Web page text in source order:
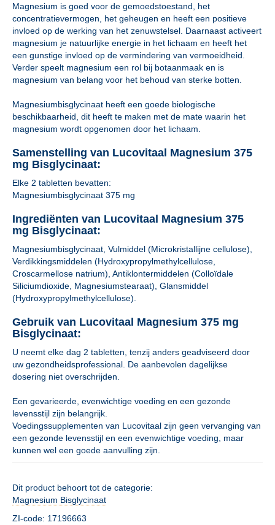
Magnesium is goed voor de gemoedstoestand, het
concentratievermogen, het geheugen en heeft een positieve
invloed op de werking van het zenuwstelsel. Daarnaast activeert
magnesium je natuurlijke energie in het lichaam en heeft het
een gunstige invloed op de vermindering van vermoeidheid.
Verder speelt magnesium een rol bij botaanmaak en is
magnesium van belang voor het behoud van sterke botten.
Magnesiumbisglycinaat heeft een goede biologische
beschikbaarheid, dit heeft te maken met de mate waarin het
magnesium wordt opgenomen door het lichaam.
Samenstelling van Lucovitaal Magnesium 375
mg Bisglycinaat:
Elke 2 tabletten bevatten:
Magnesiumbisglycinaat 375 mg
Ingrediënten van Lucovitaal Magnesium 375
mg Bisglycinaat:
Magnesiumbisglycinaat, Vulmiddel (Microkristallijne cellulose),
Verdikkingsmiddelen (Hydroxypropylmethylcellulose,
Croscarmellose natrium), Antiklontermiddelen (Colloïdale
Siliciumdioxide, Magnesiumstearaat), Glansmiddel
(Hydroxypropylmethylcellulose).
Gebruik van Lucovitaal Magnesium 375 mg
Bisglycinaat:
U neemt elke dag 2 tabletten, tenzij anders geadviseerd door
uw gezondheidsprofessional. De aanbevolen dagelijkse
dosering niet overschrijden.
Een gevarieerde, evenwichtige voeding en een gezonde
levensstijl zijn belangrijk.
Voedingssupplementen van Lucovitaal zijn geen vervanging van
een gezonde levensstijl en een evenwichtige voeding, maar
kunnen wel een goede aanvulling zijn.
Dit product behoort tot de categorie:
Magnesium Bisglycinaat
ZI-code: 17196663